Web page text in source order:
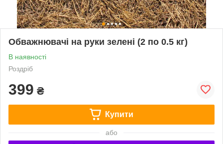
Обважнювачі на руки зелені (2 по 0.5 кг)
В наявності
Роздріб
399 ₴
Купити
або